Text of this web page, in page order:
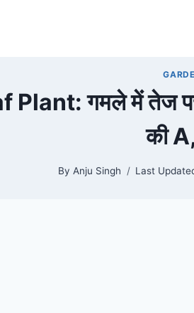
Plant: गमले में तेज
की
By Anju Singh Last